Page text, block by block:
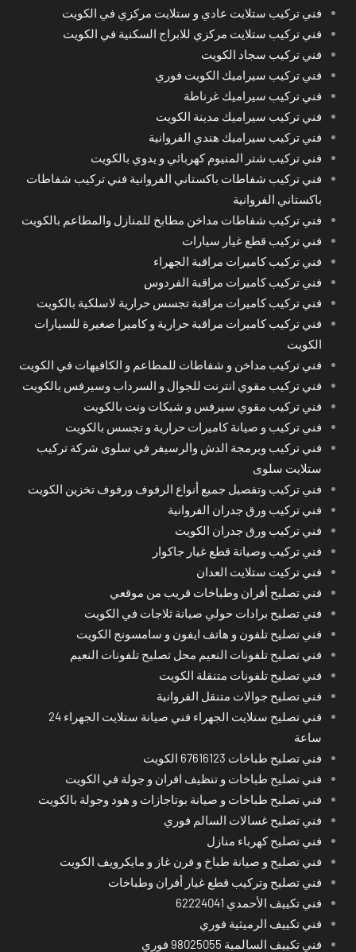
فني تركيب ستلايت عادي و ستلايت مركزي في الكويت
فني تركيب ستلايت مركزي للابراج السكنية في الكويت
فني تركيب سجاد الكويت
فني تركيب سيراميك الكويت فوري
فني تركيب سيراميك غرناطة
فني تركيب سيراميك مدينة الكويت
فني تركيب سيراميك هندي الفروانية
فني تركيب شتر المنيوم كهربائي و يدوي بالكويت
فني تركيب شفاطات باكستاني الفروانية فني تركيب شفاطات
باكستاني الفروانية
فني تركيب شفاطات مداخن مطابخ للمنازل والمطاعم بالكويت
فني تركيب قطع غيار سيارات
فني تركيب كاميرات مراقبة الجهراء
فني تركيب كاميرات مراقبة الفردوس
فني تركيب كاميرات مراقبة تجسس حرارية لاسلكية بالكويت
فني تركيب كاميرات مراقبة حرارية و كاميرا صغيرة للسيارات
الكويت
فني تركيب مداخن و شفاطات للمطاعم و الكافيهات في الكويت
فني تركيب مقوي انترنت للجوال و السرداب وسيرفس بالكويت
فني تركيب مقوي سيرفس و شبكات ونت بالكويت
فني تركيب و صيانة كاميرات حرارية و تجسس بالكويت
فني تركيب وبرمجة الدش والرسيفر في سلوى شركة تركيب
ستلايت سلوى
فني تركيب وتفصيل جميع أنواع الرفوف ورفوف تخزين الكويت
فني تركيب ورق جدران الفروانية
فني تركيب ورق جدران الكويت
فني تركيب وصيانة قطع غيار جاكوار
فني تركيت ستلايت العدان
فني تصليح أفران وطباخات قريب من موقعي
فني تصليح برادات حولي صيانة ثلاجات في الكويت
فني تصليح تلفون و هاتف ايفون و سامسونج الكويت
فني تصليح تلفونات النعيم محل تصليح تلفونات النعيم
فني تصليح تلفونات متنقلة الكويت
فني تصليح جوالات متنقل الفروانية
فني تصليح ستلايت الجهراء فني صيانة ستلايت الجهراء 24
ساعة
فني تصليح طباخات 67616123 الكويت
فني تصليح طباخات و تنظيف افران و جولة في الكويت
فني تصليح طباخات و صيانة بوتاجازات و هود وجولة بالكويت
فني تصليح غسالات السالم فوري
فني تصليح كهرباء منازل
فني تصليح و صيانة طباخ و فرن غاز و مايكرويف الكويت
فني تصليح وتركيب قطع غيار أفران وطباخات
فني تكييف الأحمدي 62224041
فني تكييف الرميثية فوري
فني تكييف السالمية 98025055 فوري